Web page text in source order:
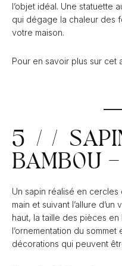
l’objet idéal. Une statuette
qui dégage la chaleur des
votre maison.
Pour en savoir plus sur cet
5 //
BAMBOU
Un sapin réalisé en
main et suivant l’allure
haut, la taille des pièces
l’ornementation du
décorations qui peuvent